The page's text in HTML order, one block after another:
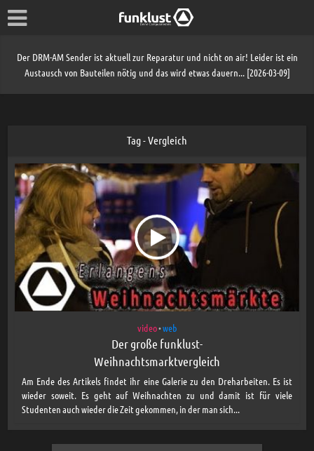
Der DRM-AM Sender ist aktuell zur Reparatur und nicht on air! Leider ist ein
Austausch von Bauteilen nötig und das wird etwas dauern... [2026-03-09]
Tag - Vergleich
video•web
Der große funklust-
Weihnachtsmarktvergleich
Am Ende des Artikels findet ihr eine Galerie zu den Dreharbeiten. Es ist
wieder soweit. Es geht auf Weihnachten zu und damit ist für viele
Studenten auch wieder die Zeit gekommen, in der man sich...